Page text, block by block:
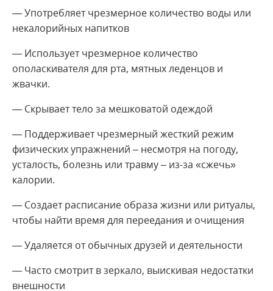
— Употребляет чрезмерное количество воды или
некалорийных напитков
— Использует чрезмерное количество
ополаскивателя для рта, мятных леденцов и
жвачки.
— Скрывает тело за мешковатой одеждой
— Поддерживает чрезмерный жесткий режим
физических упражнений – несмотря на погоду,
усталость, болезнь или травму – из-за «сжечь»
калории.
— Создает расписание образа жизни или ритуалы,
чтобы найти время для переедания и очищения
— Удаляется от обычных друзей и деятельности
— Часто смотрит в зеркало, выискивая недостатки
внешности